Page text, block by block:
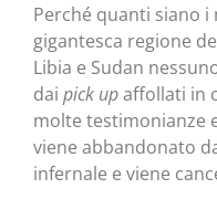
Perché quanti siano
gigantesca regione
Libia e Sudan
dai pick upaffollati in
molte testimonianze
viene abbandonato
infernale e viene